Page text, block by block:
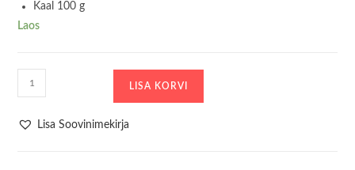
Kaal 100 g
Laos
Tualett-
Tarvete
kott
LISA KORVI
Lisa Soovinimekirja